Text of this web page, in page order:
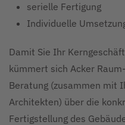
serielle Fertigung
Individuelle
Damit Sie Ihr
kümmert sich Acker
Beratung (zusammen mit
Architekten) über die
Fertigstellung des